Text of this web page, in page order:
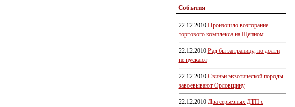
События
22.12.2010 Произошло возгорание
торгового комплекса на Щепном
22.12.2010 Рад бы за границу, но долги
не пускают
22.12.2010 Свиньи экзотической породы
завоевывают Орловщину
22.12.2010 Два серьезных ДТП с